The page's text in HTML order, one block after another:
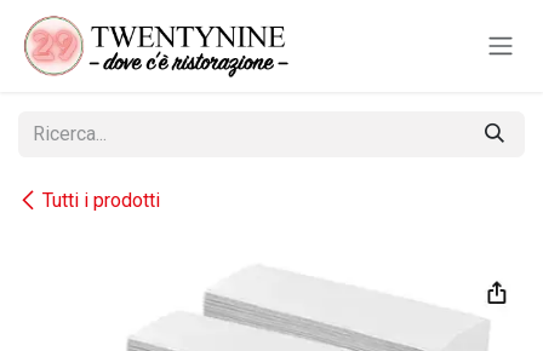
Passa al contenuto
Tutti i prodotti